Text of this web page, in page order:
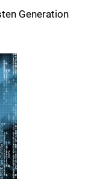
Generation